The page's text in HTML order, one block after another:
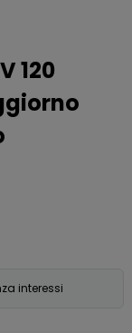
120
interessi